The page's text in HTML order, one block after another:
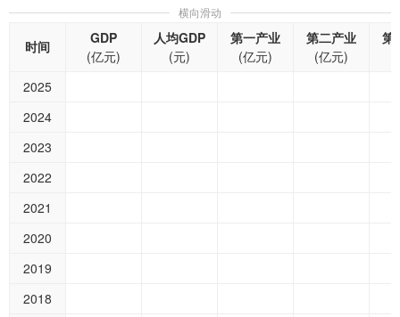
横向滑动
时间
GDP
(亿元)
人均GDP
(元)
第一产业
(亿元)
第二产业
(亿元)
第
2025
2024
2023
2022
2021
2020
2019
2018